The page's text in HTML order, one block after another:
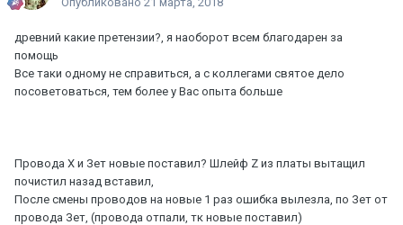
древний какие претензии?, я наоборот всем благодарен за
помощь
Все таки одному не справиться, а с коллегами святое дело
посоветоваться, тем более у Вас опыта больше
Провода Х и Зет новые поставил? Шлейф Z из платы вытащил
почистил назад вставил,
После смены проводов на новые 1 раз ошибка вылезла, по Зет от
провода Зет, (провода отпали, тк новые поставил)